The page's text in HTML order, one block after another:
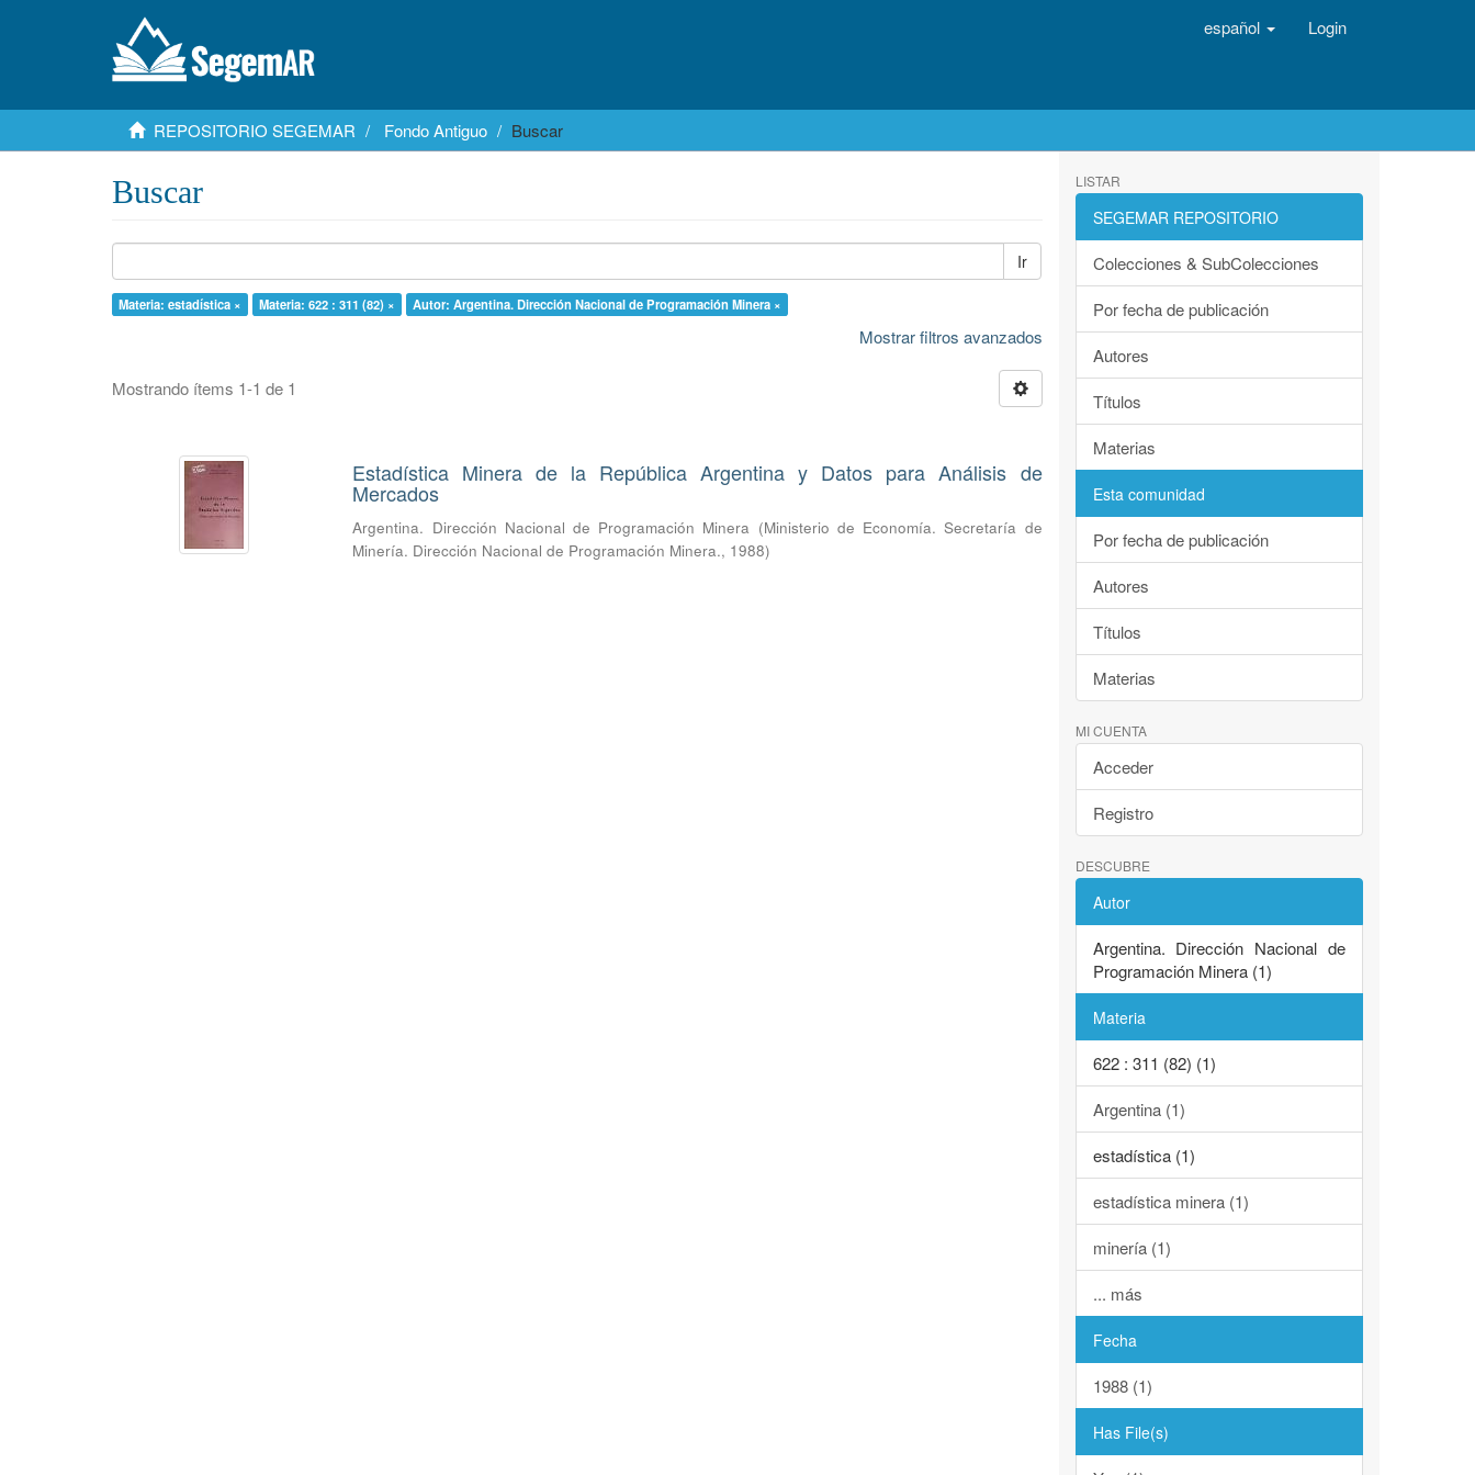
español Login
REPOSITORIO SEGEMAR Fondo Antiguo Buscar
Buscar
Ir
Materia: estadística × Materia: 622 : 311 (82) × Autor: Argentina. Dirección Nacional de Programación Minera ×
Mostrar filtros avanzados
Mostrando ítems 1-1 de 1
Estadística Minera de la República Argentina y Datos para Análisis de
Mercados
Argentina. Dirección Nacional de Programación Minera (Ministerio de Economía. Secretaría de
Minería. Dirección Nacional de Programación Minera., 1988)
LISTAR
SEGEMAR REPOSITORIO
Colecciones & SubColecciones
Por fecha de publicación
Autores
Títulos
Materias
Esta comunidad
Por fecha de publicación
Autores
Títulos
Materias
MI CUENTA
Acceder
Registro
DESCUBRE
Autor
Argentina. Dirección Nacional de
Programación Minera (1)
Materia
622 : 311 (82) (1)
Argentina (1)
estadística (1)
estadística minera (1)
minería (1)
... más
Fecha
1988 (1)
Has File(s)